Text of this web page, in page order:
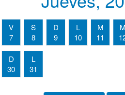
V
7
S
8
D
9
L
10
M
11
M
D
30
L
31